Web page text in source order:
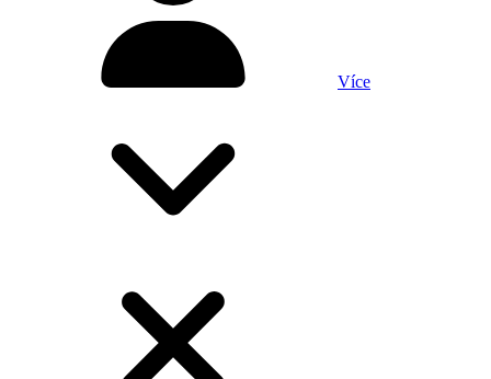
Více